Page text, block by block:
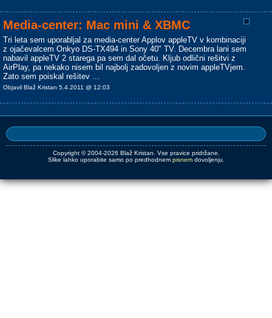
Media-center: Mac mini & XBMC
Tri leta sem uporabljal za media-center Applov appleTV v kombinaciji
z ojačevalcem Onkyo DS-TX494 in Sony 40" TV. Decembra lani sem
nabavil appleTV 2 starega pa sem dal očetu. Kljub odlični rešitvi z
AirPlay, pa nekako nisem bil najbolj zadovoljen z novim appleTVjem.
Zato sem poiskal rešitev ...
Objavil Blaž Kristan 5.4.2011 @ 12:03
Copyright © 2004-2026 Blaž Kristan. Vse pravice pridržane.
Slike lahko uporabite samo po predhodnem pisnemdovoljenju.